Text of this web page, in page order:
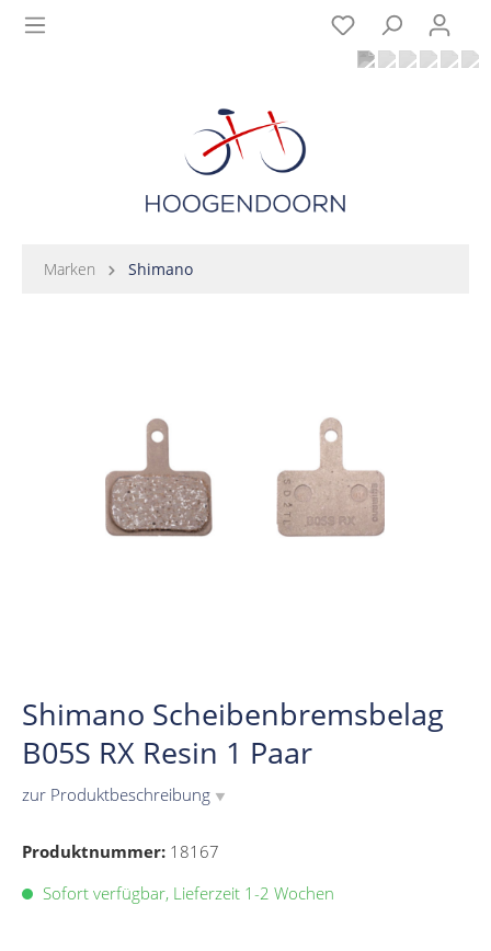
Marken Shimano
Shimano Scheibenbremsbelag
B05S RX Resin 1 Paar
zur Produktbeschreibung ▼
Produktnummer: 18167
Sofort verfügbar, Lieferzeit 1-2 Wochen